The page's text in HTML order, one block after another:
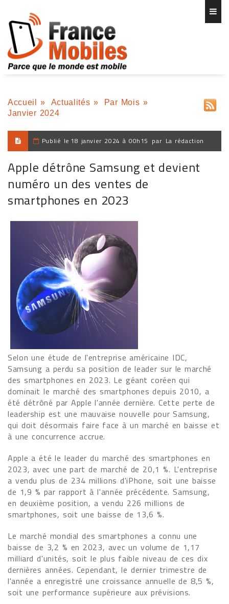
Accueil » Actualités » Par Mois »
Janvier 2024
Publié le 18 janvier 2024 à 00h15 par La rédaction
Apple détrône Samsung et devient
numéro un des ventes de
smartphones en 2023
Selon une étude de l'entreprise américaine IDC,
Samsung a perdu sa position de leader sur le marché
des smartphones en 2023. Le géant coréen qui
dominait le marché des smartphones depuis 2010, a
été détrôné par Apple l'année dernière. Cette perte de
leadership est une mauvaise nouvelle pour Samsung,
qui doit désormais faire face à un marché en baisse et
à une concurrence accrue.
Apple a été le leader du marché des smartphones en
2023, avec une part de marché de 20,1 %. L'entreprise
a vendu plus de 234 millions d'iPhone, soit une baisse
de 1,9 % par rapport à l'année précédente. Samsung,
en deuxième position, a vendu 226 millions de
smartphones, soit une baisse de 13,6 %.
Le marché mondial des smartphones a connu une
baisse de 3,2 % en 2023, avec un volume de 1,17
milliard d'unités, soit le plus faible niveau de ces dix
dernières années. Cependant, le dernier trimestre de
l'année a enregistré une croissance annuelle de 8,5 %,
soit une performance supérieure aux prévisions.